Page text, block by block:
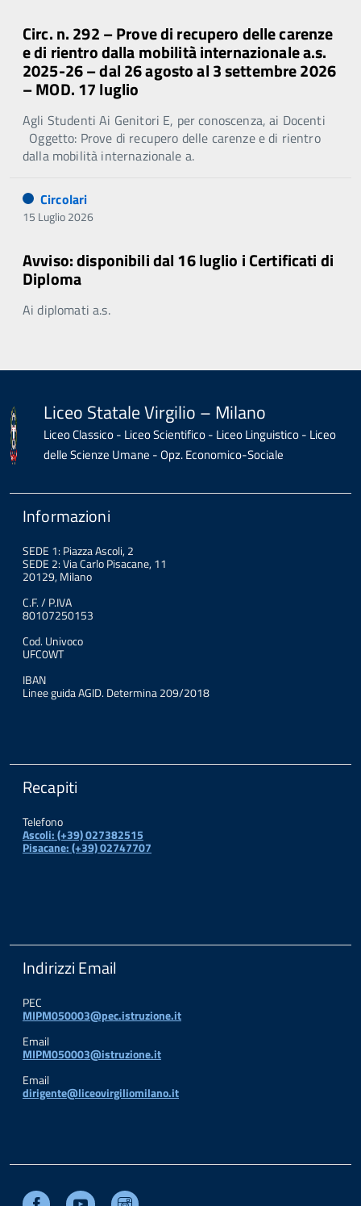
Circ. n. 292 – Prove di recupero delle carenze
e di rientro dalla mobilità internazionale a.s.
2025-26 – dal 26 agosto al 3 settembre 2026
– MOD. 17 luglio
Agli Studenti Ai Genitori E, per conoscenza, ai Docenti
Oggetto: Prove di recupero delle carenze e di rientro
dalla mobilità internazionale a.
Circolari
15 Luglio 2026
Avviso: disponibili dal 16 luglio i Certificati di
Diploma
Ai diplomati a.s.
Liceo Statale Virgilio – Milano
Liceo Classico - Liceo Scientifico - Liceo Linguistico - Liceo
delle Scienze Umane - Opz. Economico-Sociale
Informazioni
SEDE 1: Piazza Ascoli, 2
SEDE 2: Via Carlo Pisacane, 11
20129, Milano
C.F. / P.IVA
80107250153
Cod. Univoco
UFC0WT
IBAN
Linee guida AGID. Determina 209/2018
Recapiti
Telefono
Ascoli: (+39) 027382515
Pisacane: (+39) 02747707
Indirizzi Email
PEC
MIPM050003@pec.istruzione.it
Email
MIPM050003@istruzione.it
Email
dirigente@liceovirgiliomilano.it
Facebook Youtube